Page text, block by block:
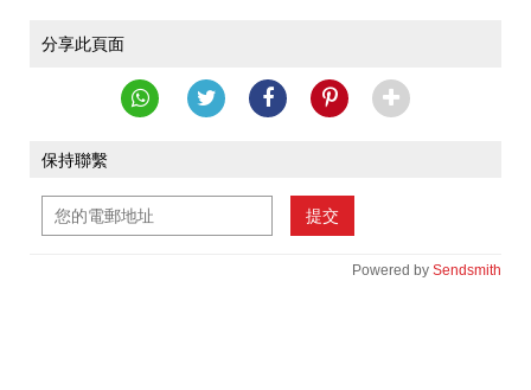
分享此頁面
保持聯繫
提交
Powered by Sendsmith